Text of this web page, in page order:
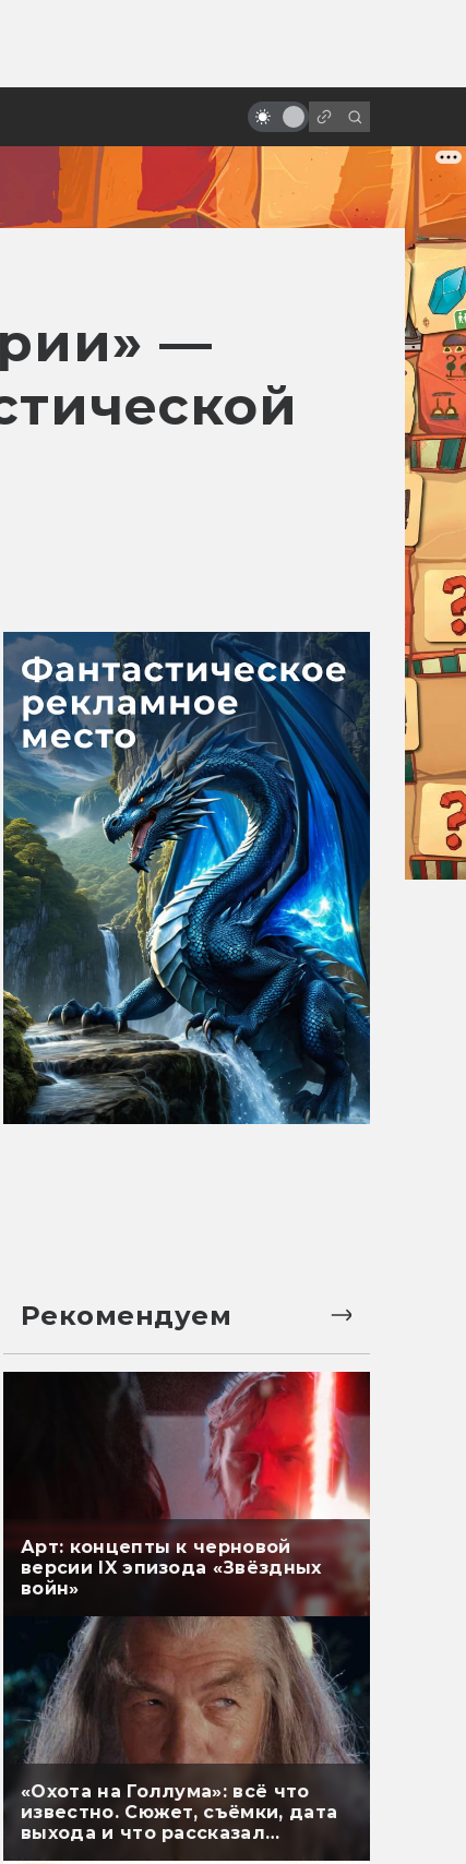
Лавкрафт
—
Рекомендуем
Арт: концепты к черновой
версии IX эпизода «Звёздных
войн»
«Охота на Голлума»: всё что
известно. Сюжет, съёмки, дата
выхода и что рассказал